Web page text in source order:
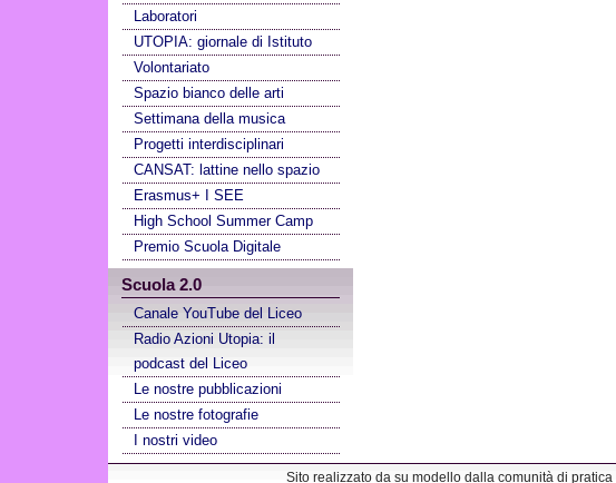
Laboratori
UTOPIA: giornale di Istituto
Volontariato
Spazio bianco delle arti
Settimana della musica
Progetti interdisciplinari
CANSAT: lattine nello spazio
Erasmus+ I SEE
High School Summer Camp
Premio Scuola Digitale
Scuola 2.0
Canale YouTube del Liceo
Radio Azioni Utopia: il
podcast del Liceo
Le nostre pubblicazioni
Le nostre fotografie
I nostri video
Sito realizzato da su modello dalla comunità di pratica